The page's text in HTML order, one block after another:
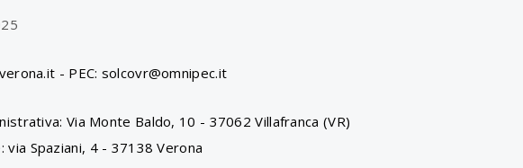
- PEC: solcovr@omnipec.it
Via Monte Baldo, 10 - 37062 Villafranca (VR)
4 - 37138 Verona